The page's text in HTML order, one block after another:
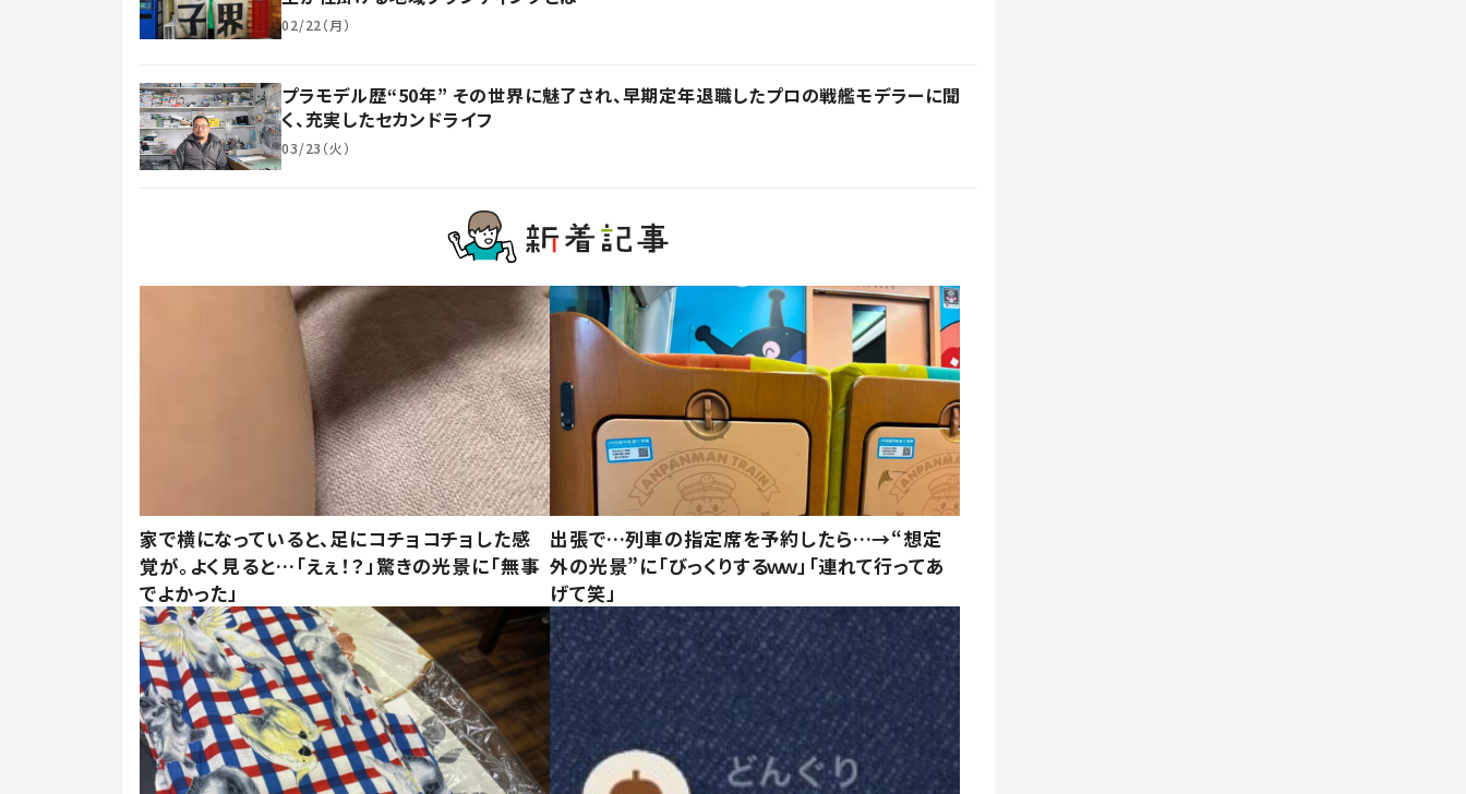
02/22（月）
プラモデル歴“50年” その世界に魅了され、早期定年退職したプロの戦艦モデラーに聞
く、充実したセカンドライフ
03/23（火）
家で横になっていると、足にコチョコチョした感
覚が。よく見ると…「えぇ！？」驚きの光景に「無事
でよかった」
出張で…列車の指定席を予約したら…→“想定
外の光景”に「びっくりするｗｗ」「連れて行ってあ
げて笑」